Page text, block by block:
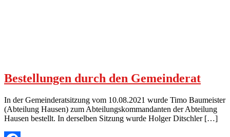
Bestellungen durch den Gemeinderat
In der Gemeinderatsitzung vom 10.08.2021 wurde Timo Baumeister
(Abteilung Hausen) zum Abteilungskommandanten der Abteilung
Hausen bestellt. In derselben Sitzung wurde Holger Ditschler […]